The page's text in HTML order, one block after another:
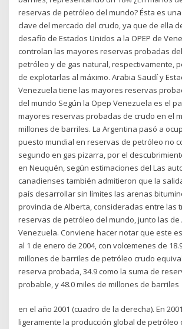
reservas de petróleo del mundo? Ésta es
clave del mercado del crudo, ya que de ella
desafío de Estados Unidos a la OPEP de
controlan las mayores reservas probadas
petróleo y de gas natural, respectivamente,
de explotarlas al máximo. Arabia Saudí y
Venezuela tiene las mayores reservas
del mundo Según la Opep Venezuela es el
mayores reservas probadas de crudo en el
millones de barriles. La Argentina pasó a
puesto mundial en reservas de petróleo no
segundo en gas pizarra, por el
en Neuquén, según estimaciones del Las
canadienses también admitieron que la
país desarrollar sin límites las arenas
provincia de Alberta, consideradas entre las
reservas de petróleo del mundo, junto las de
Venezuela. Conviene hacer notar que este
al 1 de enero de 2004, con volœmenes de
millones de barriles de petróleo crudo
reserva probada, 34.9 como la suma de
probable, y 48.0 miles de millones de barriles
en el año 2001 (cuadro de la derecha). En
ligeramente la producción global de petróleo